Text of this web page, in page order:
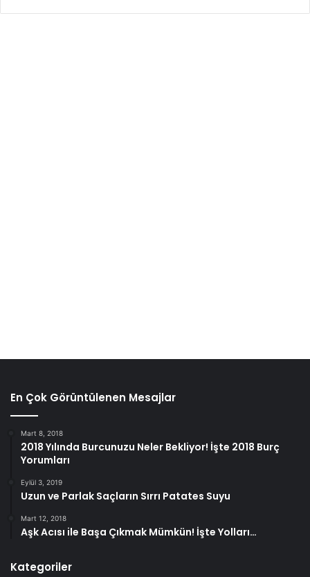
En Çok Görüntülenen Mesajlar
Mart 8, 2018
2018 Yılında Burcunuzu Neler Bekliyor! İşte 2018 Burç
Yorumları
Eylül 3, 2019
Uzun ve Parlak Saçların Sırrı Patates Suyu
Mart 12, 2018
Aşk Acısı ile Başa Çıkmak Mümkün! İşte Yolları…
Kategoriler